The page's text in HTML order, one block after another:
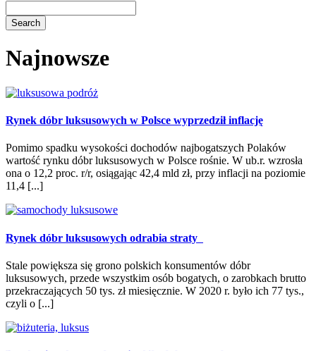
Najnowsze
Rynek dóbr luksusowych w Polsce wyprzedził inflację
Pomimo spadku wysokości dochodów najbogatszych Polaków
wartość rynku dóbr luksusowych w Polsce rośnie. W ub.r. wzrosła
ona o 12,2 proc. r/r, osiągając 42,4 mld zł, przy inflacji na poziomie
11,4 [...]
Rynek dóbr luksusowych odrabia straty
Stale powiększa się grono polskich konsumentów dóbr
luksusowych, przede wszystkim osób bogatych, o zarobkach brutto
przekraczających 50 tys. zł miesięcznie. W 2020 r. było ich 77 tys.,
czyli o [...]